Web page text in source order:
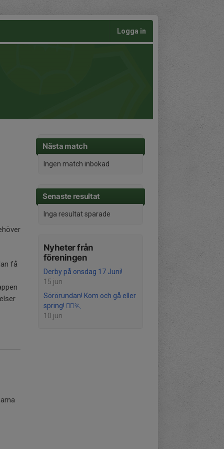
Logga in
Nästa match
Ingen match inbokad
Senaste resultat
Inga resultat sparade
Nyheter från
föreningen
Derby på onsdag 17 Juni!
15 jun
Sörörundan! Kom och gå eller
spring! 🏃‍♀️🏃
10 jun
få